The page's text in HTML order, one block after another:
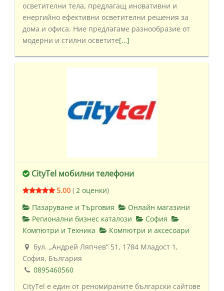
осветителни тела, предлагащ иновативни и
енергийно ефективни осветителни решения за
дома и офиса. Ние предлагаме разнообразие от
модерни и стилни осветите[…]
CityTel мобилни телефони
5.00 (2 оценки)
Пазаруване и Търговия
Онлайн магазини
Регионални бизнес каталози
София
Компютри и Техника
Компютри и аксесоари
бул. „Андрей Ляпчев“ 51, 1784 Младост 1,
София, България
0895460560
CityTel е един от реномираните български сайтове